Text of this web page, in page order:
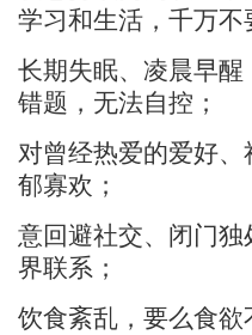
学习和生活，千万不
长期失眠、凌晨早
错题，无法自控 ；
对曾经热爱的爱好
郁寡欢 ；
意回避社交、闭门
界联系 ；
饮食紊乱，要么食欲